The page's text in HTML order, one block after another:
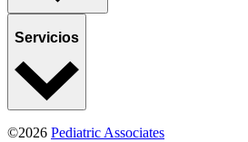
Servicios
©2026 Pediatric Associates